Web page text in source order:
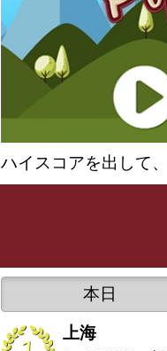
ハイスコアを出して
本日
上海